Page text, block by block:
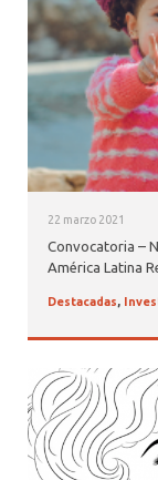
22 marzo 2021
Convocatoria –
América Latina
Destacadas,